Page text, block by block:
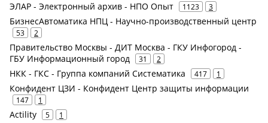
ЭЛАР - Электронный архив - НПО Опыт 1123 3
БизнесАвтоматика НПЦ - Научно-производственный центр
53 2
Правительство Москвы - ДИТ Москва - ГКУ Инфогород -
ГБУ Информационный город
31 2
НКК - ГКС - Группа компаний Систематика 417 1
Конфидент ЦЗИ - Конфидент Центр защиты информации
147 1
Actility 5 1